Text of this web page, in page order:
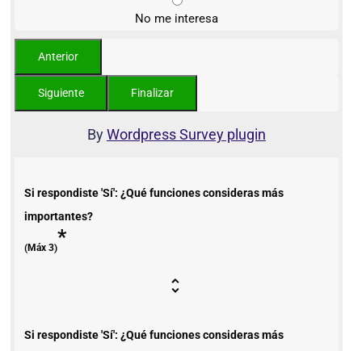
No me interesa
ByWordpress Survey plugin
Si respondiste 'Sí': ¿Qué funciones consideras más
importantes?
(Máx 3)*
Si respondiste 'Sí': ¿Qué funciones consideras más